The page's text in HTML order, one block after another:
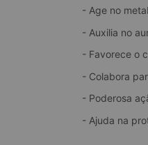
- Age no
- Auxilia no
- Favorece o
- Colabora
- Poderosa
- Ajuda na